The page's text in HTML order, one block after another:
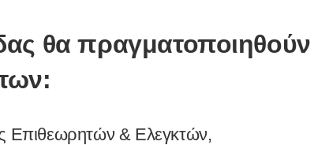
θα πραγματοποιηθούν
Επιθεωρητών & Ελεγκτών,